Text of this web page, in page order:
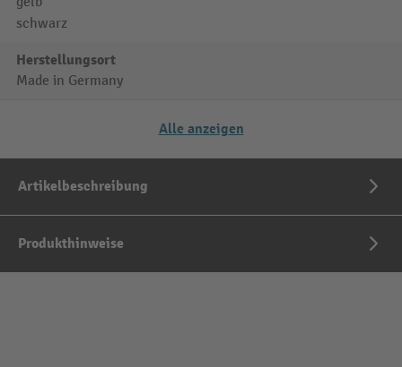
schwarz
Herstellungsort
Made in Germany
Alle anzeigen
Artikelbeschreibung
Produkthinweise